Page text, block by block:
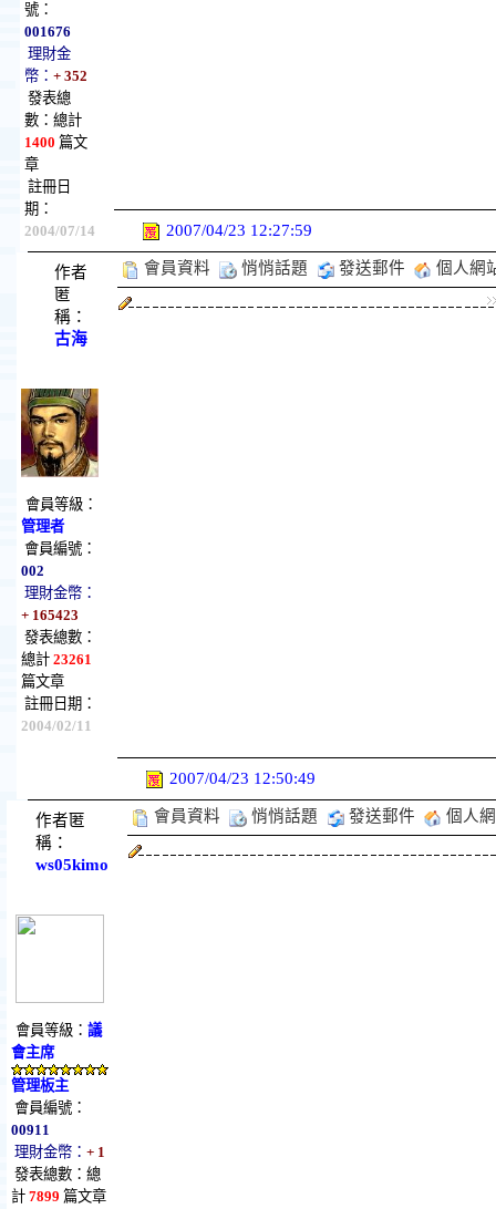
號：
001676
理財金
幣： + 352
發表總
數：總計
1400 篇文
章
註冊日
期：
2004/07/14
2007/04/23 12:27:59
作者
匿
稱：
古海
會員等級：
管理者
會員編號：
002
理財金幣：
+ 165423
發表總數：
總計 23261
篇文章
註冊日期：
2004/02/11
會員資料 悄悄話題 發送郵件 個人網
2007/04/23 12:50:49
作者匿
稱：
ws05kimo
會員等級： 議
會主席
管理板主
會員編號：
00911
理財金幣： + 1
發表總數：總
計 7899 篇文章
會員資料 悄悄話題 發送郵件 個人